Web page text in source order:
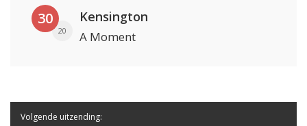
30
20
Kensington
A Moment
Volgende uitzending: